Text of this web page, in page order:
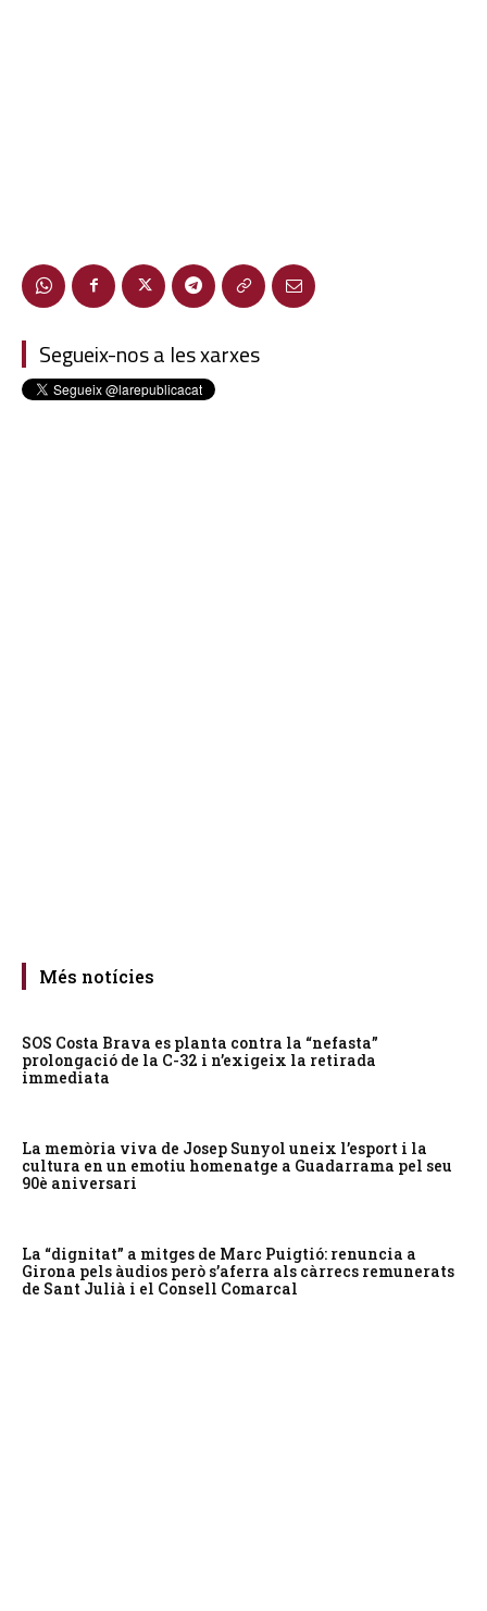
Segueix-nos a les xarxes
Més notícies
SOS Costa Brava es planta contra la “nefasta”
prolongació de la C-32 i n’exigeix la retirada
immediata
La memòria viva de Josep Sunyol uneix l’esport i la
cultura en un emotiu homenatge a Guadarrama pel seu
90è aniversari
La “dignitat” a mitges de Marc Puigtió: renuncia a
Girona pels àudios però s’aferra als càrrecs remunerats
de Sant Julià i el Consell Comarcal